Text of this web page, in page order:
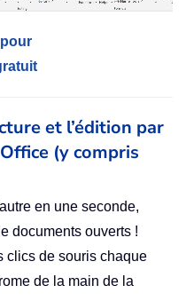
et l’édition par
(y compris
en une seconde,
documents ouverts !
clics de souris chaque
de la main de la